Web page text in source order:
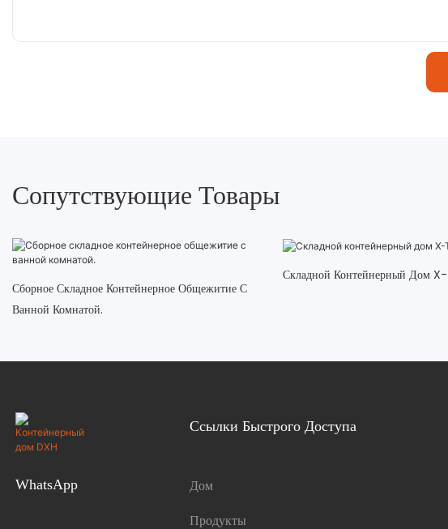
Сопутствующие Товары
Сборное Складное Контейнерное Общежитие С
Ванной Комнатой.
Складной Контейнерный Дом
WhatsApp
Ссылки Быстрого Доступа
Дом
Продукты